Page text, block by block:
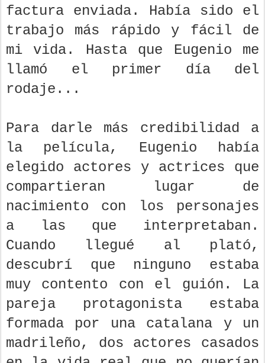
factura enviada. Había sido el
trabajo más rápido y fácil de
mi vida. Hasta que Eugenio me
llamó el primer día del
rodaje...
Para darle más credibilidad a
la película, Eugenio había
elegido actores y actrices que
compartieran lugar de
nacimiento con los personajes
a las que interpretaban.
Cuando llegué al plató,
descubrí que ninguno estaba
muy contento con el guión. La
pareja protagonista estaba
formada por una catalana y un
madrileño, dos actores casados